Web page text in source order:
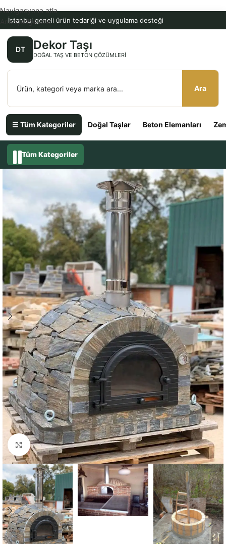
İstanbul geneli ürün tedariği ve uygulama desteği
DT Dekor Taşı
DOĞAL TAŞ VE BETON ÇÖZÜMLERI
Ara
☰ Tüm Kategoriler Doğal Taşlar Beton Elemanları
Navigasyona atla
Ana içeriğe atla
Tüm Kategoriler
Büyütmek için tıklayın